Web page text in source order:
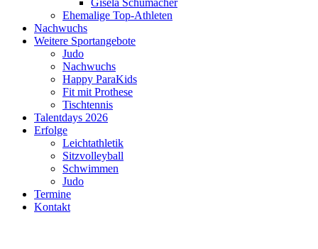
Ehemalige Top-Athleten
Nachwuchs
Weitere Sportangebote
Judo
Nachwuchs
Happy ParaKids
Fit mit Prothese
Tischtennis
Talentdays 2026
Erfolge
Leichtathletik
Sitzvolleyball
Schwimmen
Judo
Termine
Kontakt